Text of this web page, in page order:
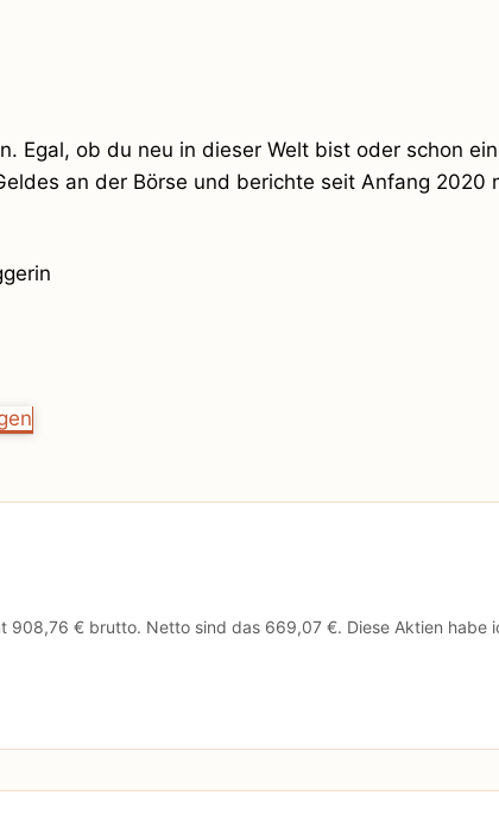
Egal, ob du neu in dieser Welt bist oder schon
an der Börse und berichte seit Anfang
€ brutto. Netto sind das 669,07 €. Diese Aktien habe